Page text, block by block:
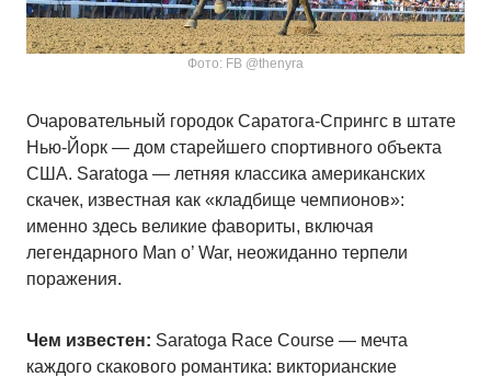
Фото: FB @thenyra
Очаровательный городок Саратога-Спрингс в штате
Нью-Йорк — дом старейшего спортивного объекта
США. Saratoga — летняя классика американских
скачек, известная как «кладбище чемпионов»:
именно здесь великие фавориты, включая
легендарного Man o’ War, неожиданно терпели
поражения.
Чем известен: Saratoga Race Course — мечта
каждого скакового романтика: викторианские